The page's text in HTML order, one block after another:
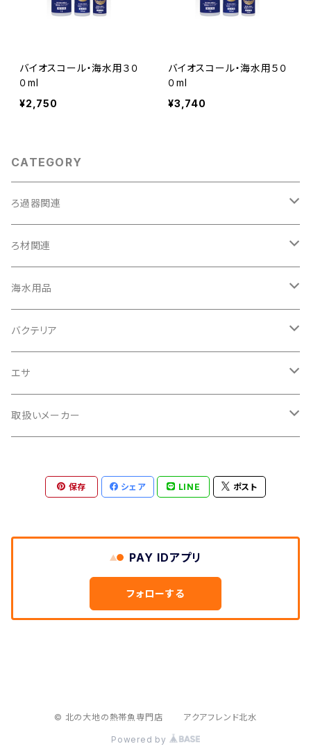
バイオスコール・海水用３０
０ml
¥2,750
バイオスコール・海水用５０
０ml
¥3,740
CATEGORY
ろ過器関連
外掛け式／ハングオンタイプ
投げ込み式
オーバーフロー式
ろ材関連
トットパーフェクトフィルター専用ろ材
生物ろ材
海水用品
プロテインスキマー
バクテリア
淡水魚用
海水魚用
エサ
淡水魚用
取扱いメーカー
アクア工房
バイオラボトット
ベルテックジャパン
保存 シェア LINE ポスト
PAY IDアプリ
フォローする
© 北の大地の熱帯魚専門店 アクアフレンド北水
Powered by